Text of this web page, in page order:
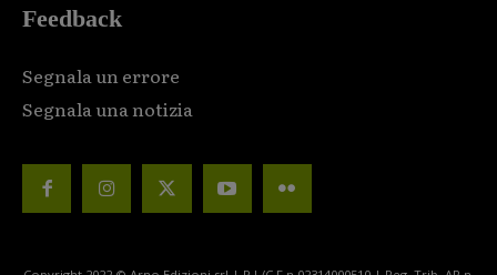
Feedback
Segnala un errore
Segnala una notizia